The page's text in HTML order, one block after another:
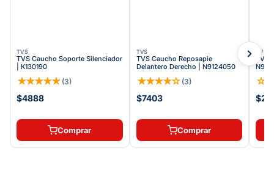
TVS
TVS Caucho Soporte Silenciador
| K130190
★★★★★ (3)
$4888
Comprar
TVS
TVS Caucho Reposapie
Delantero Derecho | N9124050
★★★★☆ (3)
$7403
Comprar
TVS
TVS
☆